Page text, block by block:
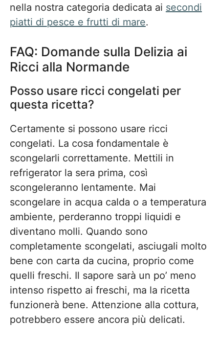
nella nostra categoria dedicata ai secondi
piatti di pesce e frutti di mare.
FAQ: Domande sulla Delizia ai
Ricci alla Normande
Posso usare ricci congelati per
questa ricetta?
Certamente si possono usare ricci
congelati. La cosa fondamentale è
scongelarli correttamente. Mettili in
refrigerator la sera prima, così
scongeleranno lentamente. Mai
scongelare in acqua calda o a temperatura
ambiente, perderanno troppi liquidi e
diventano molli. Quando sono
completamente scongelati, asciugali molto
bene con carta da cucina, proprio come
quelli freschi. Il sapore sarà un po’ meno
intenso rispetto ai freschi, ma la ricetta
funzionerà bene. Attenzione alla cottura,
potrebbero essere ancora più delicati.